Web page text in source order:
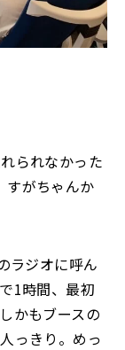
られなかった
すがちゃんか
ラジオに呼ん
1時間、最初
かもブースの
っきり。めっ